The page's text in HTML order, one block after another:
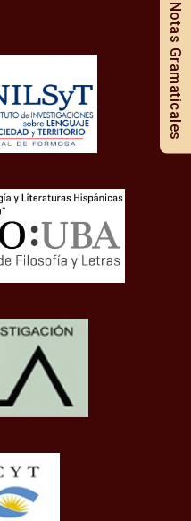
Notas Gramaticales